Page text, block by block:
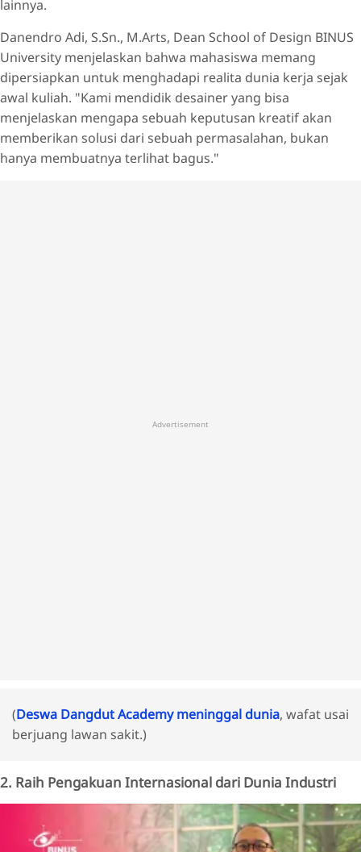
lainnya.
Danendro Adi, S.Sn., M.Arts, Dean School of Design BINUS
University menjelaskan bahwa mahasiswa memang
dipersiapkan untuk menghadapi realita dunia kerja sejak
awal kuliah. "Kami mendidik desainer yang bisa
menjelaskan mengapa sebuah keputusan kreatif akan
memberikan solusi dari sebuah permasalahan, bukan
hanya membuatnya terlihat bagus."
Advertisement
(Deswa Dangdut Academy meninggal dunia, wafat usai
berjuang lawan sakit.)
2. Raih Pengakuan Internasional dari Dunia Industri